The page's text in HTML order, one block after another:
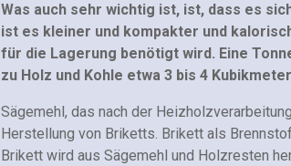
Was auch sehr wichtig ist, ist, dass es
ist es kleiner und kompakter und
für die Lagerung benötigt wird. Eine
zu Holz und Kohle etwa 3 bis 4
Sägemehl, das nach der
Herstellung von Briketts. Brikett als
Brikett wird aus Sägemehl und Holzresten